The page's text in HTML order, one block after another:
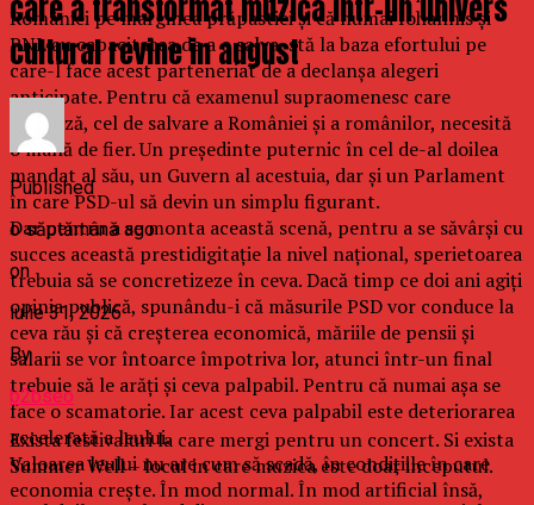
României pe marginea prăpastiei și că numai Iohannis și
PNL au capacitatea de a o salva, stă la baza efortului pe
care-l face acest parteneriat de a declanșa alegeri
anticipate. Pentru că examenul supraomenesc care
urmează, cel de salvare a României și a românilor, necesită
o mână de fier. Un președinte puternic în cel de-al doilea
mandat al său, un Guvern al acestuia, dar și un Parlament
în care PSD-ul să devin un simplu figurant.
Dar pentru a se monta această scenă, pentru a se săvârși cu
succes această prestidigitație la nivel național, sperietoarea
trebuia să se concretizeze în ceva. Dacă timp ce doi ani agiți
opinia publică, spunându-i că măsurile PSD vor conduce la
ceva rău și că creșterea economică, măriile de pensii și
salarii se vor întoarce împotriva lor, atunci într-un final
trebuie să le arăți și ceva palpabil. Pentru că numai așa se
face o scamatorie. Iar acest ceva palpabil este deteriorarea
accelerată a leului.
Valoarea leului nu are cum să scadă, în condițiile în care
economia crește. În mod normal. În mod artificial însă,
care a transformat muzica intr-un univers
cultural revine in august
Published
o săptămână ago
on
iulie 31, 2026
By
b2bseo
Exista festivaluri la care mergi pentru un concert. Si exista
Summer Well – locul in care muzica este doar inceputul.